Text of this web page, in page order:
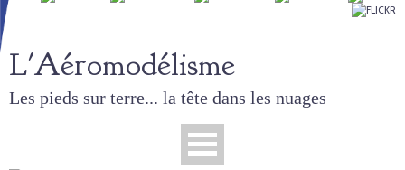
L'Aéromodélisme
Les pieds sur terre... la tête dans les nuages